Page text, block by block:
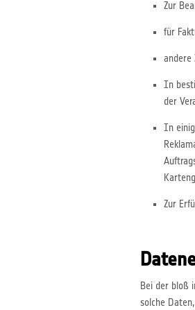
Zur
für
andere
In
der
In
Zur
Bei der bloß
solche